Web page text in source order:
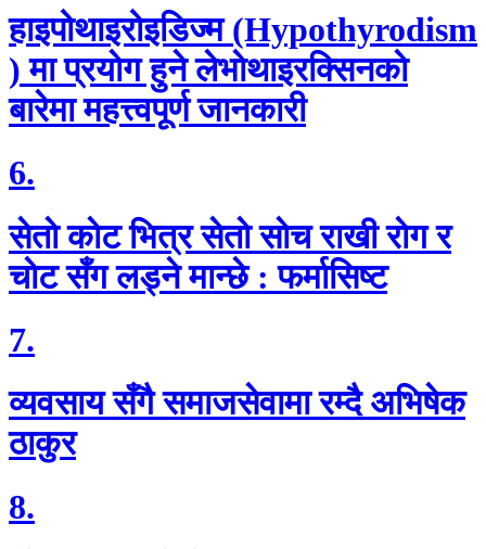
हाइपोथाइरोइडिज्म (Hypothyrodism
) मा प्रयाेग हुने लेभाेथाइरक्सिनकाे
बारेमा महत्त्वपूर्ण जानकारी
6.
सेताे काेट भित्र सेताे साेच राखी राेग र
चाेट सँग लड्ने मान्छे : फर्मासिष्ट
7.
व्यवसाय सँगै समाजसेवामा रम्दै अभिषेक
ठाकुर
8.